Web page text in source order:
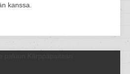
kanssa.